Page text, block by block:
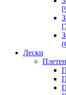
Лески